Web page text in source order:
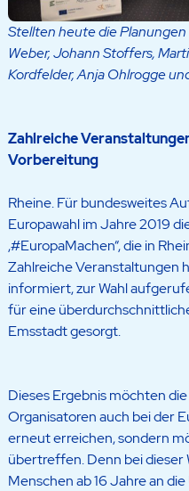
Stellten heute die Planungen
Weber, Johann Stoffers,
Kordfelder, Anja Ohlrogge
Zahlreiche
Vorbereitung
Rheine. Für bundesweites
Europawahl im Jahre 2019
‚#EuropaMachen“, die in
Zahlreiche Veranstaltungen
informiert, zur Wahl
für eine
Emsstadt gesorgt.
Dieses Ergebnis möchten
Organisatoren auch bei der
erneut erreichen, sondern
übertreffen. Denn bei dieser
Menschen ab 16 Jahre an